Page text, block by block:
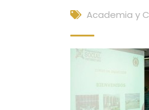
Academia y